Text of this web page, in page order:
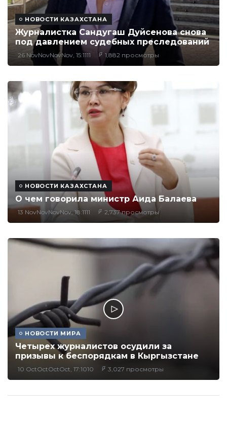
НОВОСТИ КАЗАХСТАНА
Журналистка Сандугаш Дуйсенова снова
под давлением судебных преследований
26 NovNovNovNov, 15:1111 1,882 просмотры
НОВОСТИ КАЗАХСТАНА
О чем говорила министр Аида Балаева
13 NovNovNovNov, 18:1111 2,737 просмотры
НОВОСТИ МИРА
Четырех журналистов осудили за
призывы к беспорядкам в Кыргызстане
10 OctOctOctOct, 17:1010 3,027 просмотры